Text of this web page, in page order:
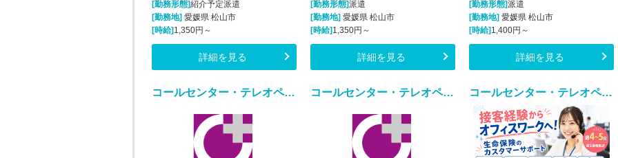
[勤務形態]紹介予定派遣
[勤務地] 愛媛県 松山市
[時給] 1,350円～
詳細を見る
[勤務形態]派遣
[勤務地] 愛媛県 松山市
[時給] 1,350円～
詳細を見る
[勤務形態]派遣
[勤務地] 愛媛県 松山市
[時給] 1,400円～
詳細を見る
コールセンター・テレオペ（受信）(勤怠管理システムヘルプデスク) コールセンター・テレオペ（受信）(生活支援に関する問合せ窓口/平日のみ) コールセンター・テレオペ（受信）(接客経験が活きる金融系カスタマーサポート)